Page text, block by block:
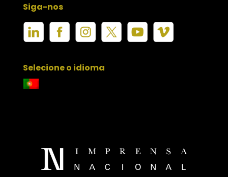
Siga-nos
Selecione o idioma